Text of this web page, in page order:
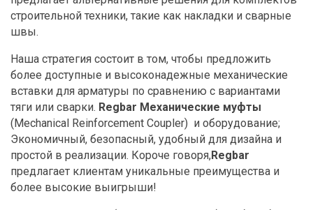
строительной техники, такие как накладки и сварные
швы.
Наша стратегия состоит в том, чтобы предложить
более доступные и высоконадежные механические
вставки для арматуры по сравнению с вариантами
тяги или сварки. Regbar Механические муфты
(Mechanical Reinforcement Coupler) и оборудование;
Экономичный, безопасный, удобный для дизайна и
простой в реализации. Короче говоря,Regbar
предлагает клиентам уникальные преимущества и
более высокие выигрыши!